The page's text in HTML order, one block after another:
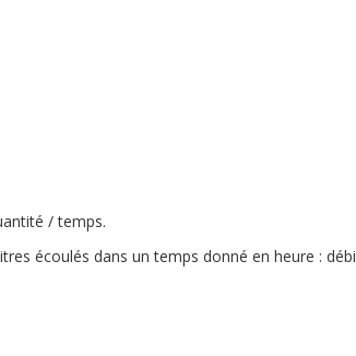
/ temps.
écoulés dans un temps donné en heure :